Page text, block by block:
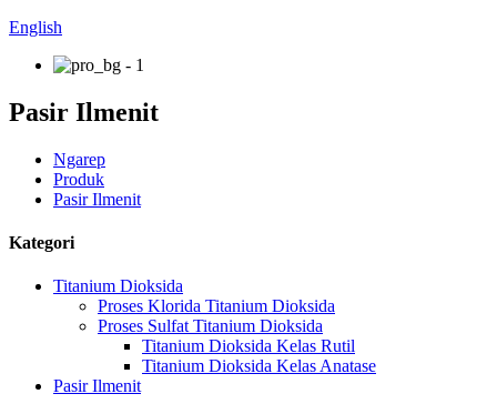
English
Pasir Ilmenit
Ngarep
Produk
Pasir Ilmenit
Kategori
Titanium Dioksida
Proses Klorida Titanium Dioksida
Proses Sulfat Titanium Dioksida
Titanium Dioksida Kelas Rutil
Titanium Dioksida Kelas Anatase
Pasir Ilmenit